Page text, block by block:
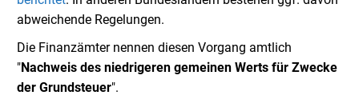
abweichende Regelungen.
Die Finanzämter nennen diesen Vorgang amtlich
"Nachweis des niedrigeren gemeinen Werts für Zwecke
der Grundsteuer".